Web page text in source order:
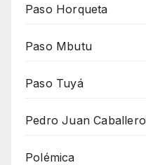
Paso Horqueta
Paso Mbutu
Paso Tuyá
Pedro Juan Caballero
Polémica